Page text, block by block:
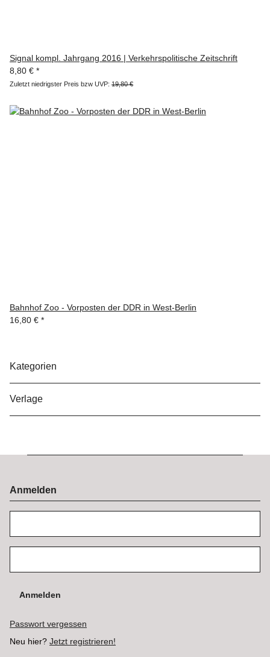
Signal kompl. Jahrgang 2016 | Verkehrspolitische Zeitschrift
8,80 € *
Zuletzt niedrigster Preis bzw UVP: 19,80 €
Bahnhof Zoo - Vorposten der DDR in West-Berlin
16,80 € *
Kategorien
Verlage
Anmelden
Anmelden
Passwort vergessen
Neu hier? Jetzt registrieren!